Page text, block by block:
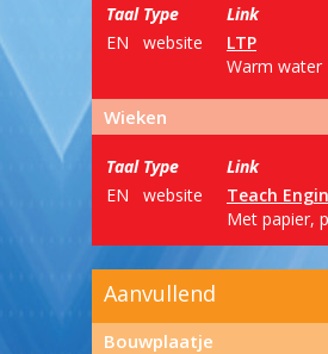
Taal Type
Link
EN
website
LTP
Warm water
Wieken
Taal Type
Link
EN
website
Teach
Met papier,
Aanvullend
Bouwplaatje